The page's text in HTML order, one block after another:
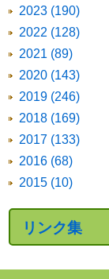
2023 (190)
2022 (128)
2021 (89)
2020 (143)
2019 (246)
2018 (169)
2017 (133)
2016 (68)
2015 (10)
リンク集